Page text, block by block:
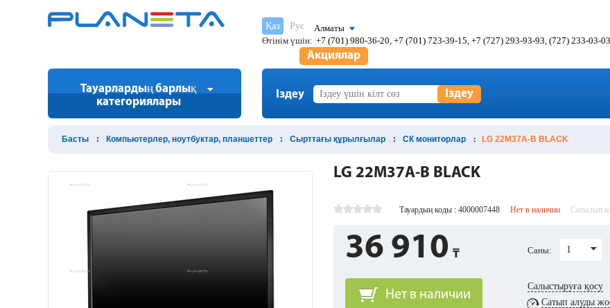
Қаз Рус
Алматы
Өтінім үшін: +7 (701) 980-36-20, +7 (701) 723-39-15, +7 (727) 293-93-93, (727) 233-03-
Акциялар
Тауарлардың барлық
категориялары
Іздеу Іздеу
Басты Компьютерлер, ноутбуктар, планшеттер Сырттағы құрылғылар СК мониторлар LG 22M37A-B BLACK
LG 22M37A-B BLACK
Тауардың коды : 4000007448 Нет в наличии Сатылып
36 910
Нет в наличии
Саны: 1
Салыстыруға қосу
Сатып алуды